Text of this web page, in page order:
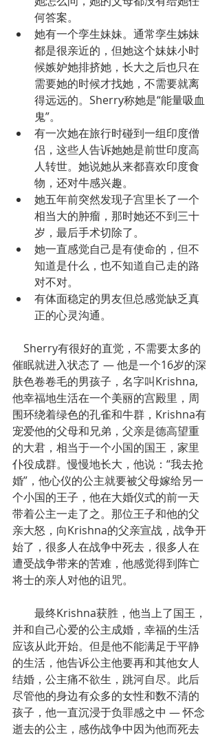
何答案。
她有一个孪生妹妹。通常孪生姊妹
都是很亲近的，但她这个妹妹小时
候嫉妒她排挤她，长大之后也只在
需要她的时候才找她，不需要就离
得远远的。Sherry称她是“能量吸血
鬼”。
有一次她在旅行时碰到一组印度僧
侣，这些人告诉她她是前世印度高
人转世。她说她从来都喜欢印度食
物，还对牛感兴趣。
她五年前突然发现子宫里长了一个
相当大的肿瘤，那时她还不到三十
岁，最后手术切除了。
她一直感觉自己是有使命的，但不
知道是什么，也不知道自己走的路
对不对。
有体面稳定的男友但总感觉缺乏真
正的心灵沟通。
Sherry有很好的直觉，不需要太多的
催眠就进入状态了 — 他是一个16岁的深
肤色卷卷毛的男孩子，名字叫Krishna,
他幸福地生活在一个美丽的宫殿里，周
围环绕着绿色的孔雀和牛群，Krishna有
宠爱他的父母和兄弟，父亲是德高望重
的大君，相当于一个小国的国王，家里
仆役成群。慢慢地长大，他说：“我去抢
婚”，他心仪的公主就要被父母嫁给另一
个小国的王子，他在大婚仪式的前一天
带着公主一走了之。那位王子和他的父
亲大怒，向Krishna的父亲宣战，战争开
始了，很多人在战争中死去，很多人在
遭受战争带来的苦难，他感觉得到阵亡
将士的亲人对他的诅咒。
最终Krishna获胜，他当上了国王，
并和自己心爱的公主成婚，幸福的生活
应该从此开始。但是他不能满足于平静
的生活，他告诉公主他要再和其他女人
结婚，公主痛不欲生，跳河自尽。此后
尽管他的身边有众多的女性和数不清的
孩子，他一直沉浸于负罪感之中 — 怀念
逝去的公主，感伤战争中因为他而死去